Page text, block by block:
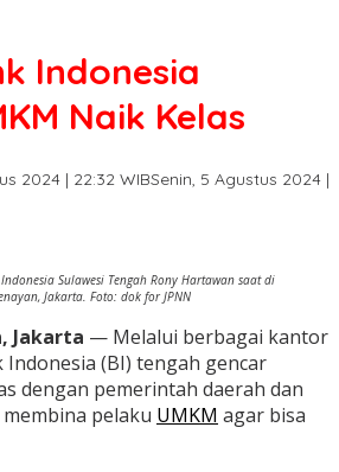
Indonesia
Naik Kelas
2024 | 22:32 WIBSenin, 5 Agustus 2024 |
Sulawesi Tengah Rony Hartawan saat di
Jakarta. Foto: dok for JPNN
Jakarta — Melalui berbagai kantor
(BI) tengah gencar
dengan pemerintah daerah dan
pelaku UMKM agar bisa